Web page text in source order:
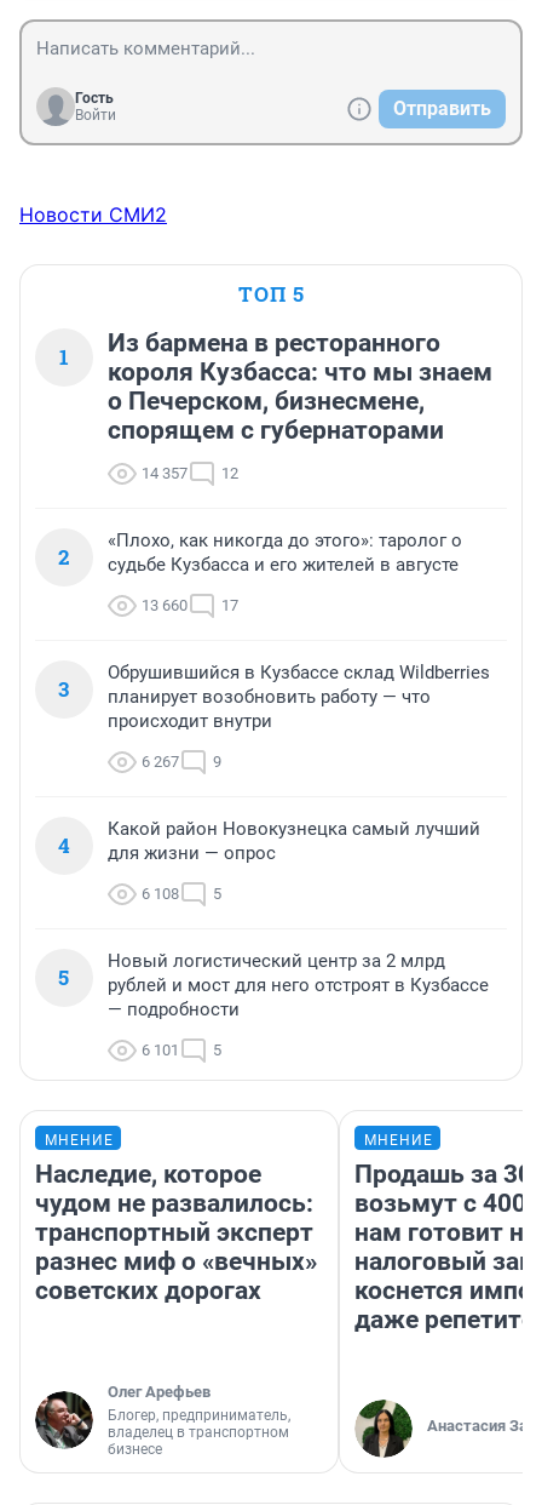
Гость
Войти
Отправить
Новости СМИ2
ТОП 5
1
Из бармена в ресторанного
короля Кузбасса: что мы знаем
о Печерском, бизнесмене,
спорящем с губернаторами
14 357 12
2
«Плохо, как никогда до этого»: таролог о
судьбе Кузбасса и его жителей в августе
13 660 17
3
Обрушившийся в Кузбассе склад Wildberries
планирует возобновить работу — что
происходит внутри
6 267 9
4
Какой район Новокузнецка самый лучший
для жизни — опрос
6 108 5
5
Новый логистический центр за 2 млрд
рублей и мост для него отстроят в Кузбассе
— подробности
6 101 5
МНЕНИЕ
Наследие, которое
чудом не развалилось:
транспортный эксперт
разнес миф о «вечных»
советских дорогах
Олег Арефьев
Блогер, предприниматель,
владелец в транспортном
бизнесе
МНЕНИЕ
Продашь за
возьмут с
нам готовит
налоговый
коснется
даже
Анастасия